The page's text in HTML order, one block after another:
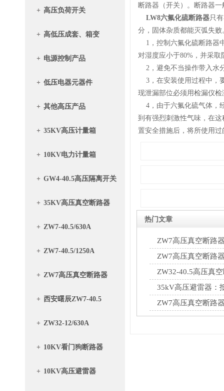
+ 高压负荷开关
+ 高低压成套、箱变
+ 电源控制产品
+ 低压电器元器件
+ 其他高压产品
+ 35KV高压计量箱
+ 10KV电力计量箱
+ GW4-40.5高压隔离开关
+ 35KV高压真空断路器
+ ZW7-40.5/630A
+ ZW7-40.5/1250A
+ ZW7高压真空断路器
+ 西安曙辰ZW7-40.5
+ ZW32-12/630A
+ 10KV看门狗断路器
+ 10KV高压避雷器
断路器（开关）。断路器
LW8六氟化硫断路器只
分，固体杂质都能灭弧失
1，控制六氟化硫断路器
对湿度应小于80%，并采
2，避免不当操作带入水
3，在安装使用过程中，
现泄漏部位必须用检漏仪
4，由于六氟化硫气体，
到有强烈刺激性气味，在
置安全措施后，将所使用
热门文章
ZW7高压真空断路
控制原理详解
ZW7高压真空断路
筑牢安全运行防线
ZW32-40.5高压真
绝缘降低，排查修复
35kV高压避雷器：
ZW7高压真空断路